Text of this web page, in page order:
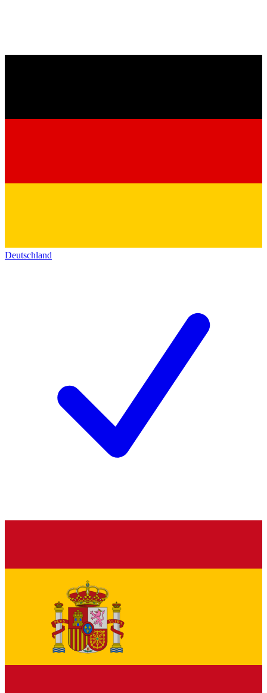
Deutschland